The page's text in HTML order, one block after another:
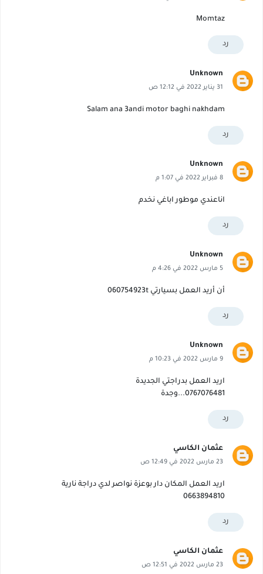
Momtaz
رد
Unknown
31 يناير 2022 في 12:12 ص
Salam ana 3andi motor baghi nakhdam
رد
Unknown
8 فبراير 2022 في 1:07 م
اناعندي موطور اباغي نخدم
رد
Unknown
5 مارس 2022 في 4:26 م
أن أريد العمل بسيارتي 060754923t
رد
Unknown
9 مارس 2022 في 10:23 م
اريد العمل بدراجتي الجديدة
0767076481...وجدة
رد
عثمان الكاسي
23 مارس 2022 في 12:49 ص
اريد العمل المكان دار بوعزة نواصر لدي دراجة نارية
0663894810
رد
عثمان الكاسي
23 مارس 2022 في 12:51 ص